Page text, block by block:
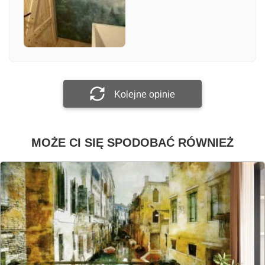
Załącz zdjęcie
Kolejne opinie
MOŻE CI SIĘ SPODOBAĆ RÓWNIEŻ